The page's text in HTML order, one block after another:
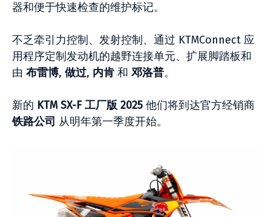
器和便于快速检查的维护标记。
不乏牵引力控制、发射控制、通过 KTMConnect 应
用程序定制发动机的越野连接单元、扩展脚踏板和
由 布雷博, 做过, 内肯 和 邓洛普。
新的 KTM SX-F 工厂版 2025 他们将到达官方经销商
铁路公司 从明年第一季度开始。